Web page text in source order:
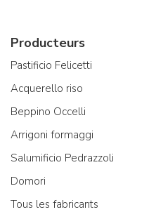
Producteurs
Pastificio Felicetti
Acquerello riso
Beppino Occelli
Arrigoni formaggi
Salumificio Pedrazzoli
Domori
Tous les fabricants